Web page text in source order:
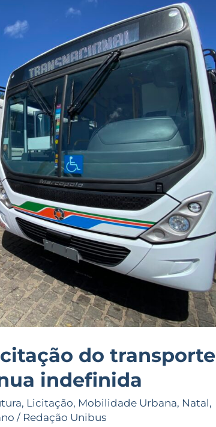
do transporte
indefinida
, Licitação, Mobilidade Urbana, Natal,
/ Redação Unibus